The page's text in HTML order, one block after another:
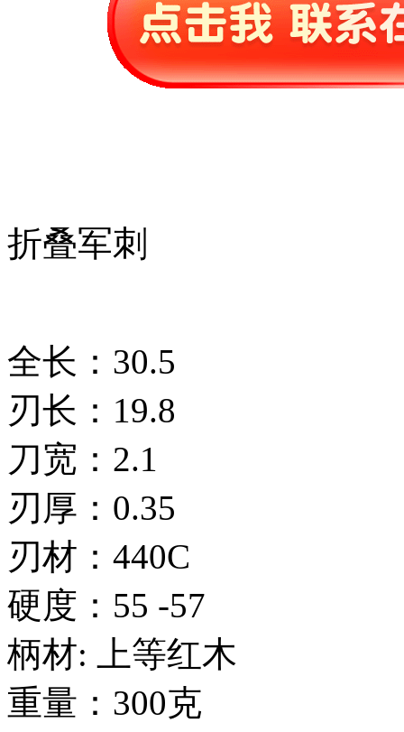
折叠军刺
全长：30.5
刃长：19.8
刀宽：2.1
刃厚：0.35
刃材：440C
硬度：55 -57
柄材: 上等红木
重量：300克